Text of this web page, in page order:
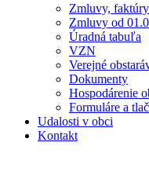
Zmluvy,
Zmluvy od
Úradná tabuľa
VZN
Verejné
Dokumenty
Hospodárenie
Formuláre a
Udalosti v obci
Kontakt